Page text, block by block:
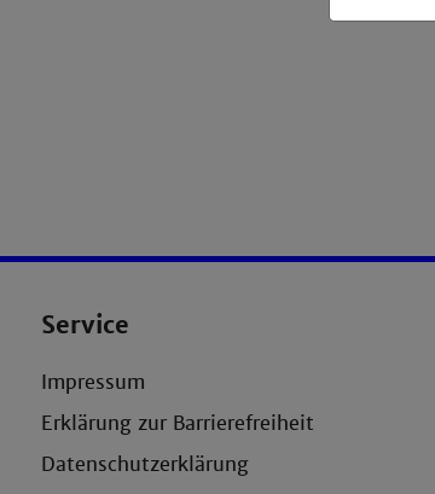
Service
Impressum
Erklärung zur Barrierefreiheit
Datenschutzerklärung